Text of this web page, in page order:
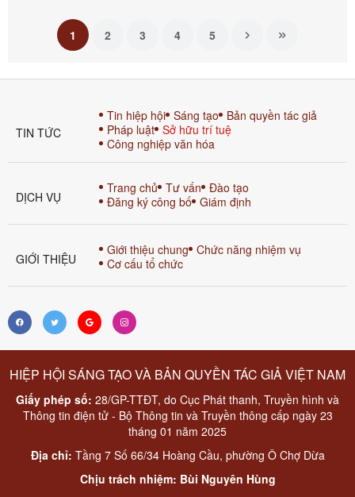
1 2 3 4 5
TIN TỨC
Tin hiệp hội Sáng tạo Bản quyền tác giả
Pháp luật Sở hữu trí tuệ
Công nghiệp văn hóa
DỊCH VỤ
Trang chủ Tư vấn Đào tạo
Đăng ký công bố Giám định
GIỚI THIỆU
Giới thiệu chung Chức năng nhiệm vụ
Cơ cấu tổ chức
HIỆP HỘI SÁNG TẠO VÀ BẢN QUYỀN TÁC GIẢ VIỆT NAM
Giấy phép số: 28/GP-TTĐT, do Cục Phát thanh, Truyền hình và
Thông tin điện tử - Bộ Thông tin và Truyền thông cấp ngày 23
tháng 01 năm 2025
Địa chỉ: Tầng 7 Số 66/34 Hoàng Cầu, phường Ô Chợ Dừa
Chịu trách nhiệm: Bùi Nguyên Hùng